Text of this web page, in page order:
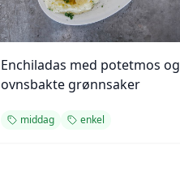
Enchiladas med potetmos og
ovnsbakte grønnsaker
middag enkel